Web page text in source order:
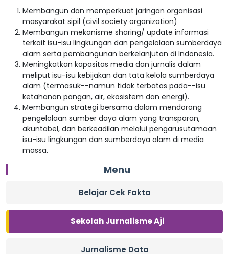
Membangun dan memperkuat jaringan organisasi
masyarakat sipil (civil society organization)
Membangun mekanisme sharing/ update informasi
terkait isu-isu lingkungan dan pengelolaan sumberdaya
alam serta pembangunan berkelanjutan di Indonesia.
Meningkatkan kapasitas media dan jurnalis dalam
meliput isu-isu kebijakan dan tata kelola sumberdaya
alam (termasuk--namun tidak terbatas pada--isu
ketahanan pangan, air, ekosistem dan energi).
Membangun strategi bersama dalam mendorong
pengelolaan sumber daya alam yang transparan,
akuntabel, dan berkeadilan melalui pengarusutamaan
isu-isu lingkungan dan sumberdaya alam di media
massa.
Menu
Belajar Cek Fakta
Sekolah Jurnalisme Aji
Jurnalisme Data